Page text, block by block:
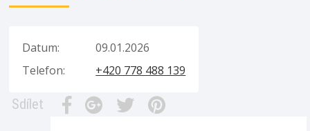
Datum:
09.01.2026
Telefon:
+420 778 488 139
Sdílet